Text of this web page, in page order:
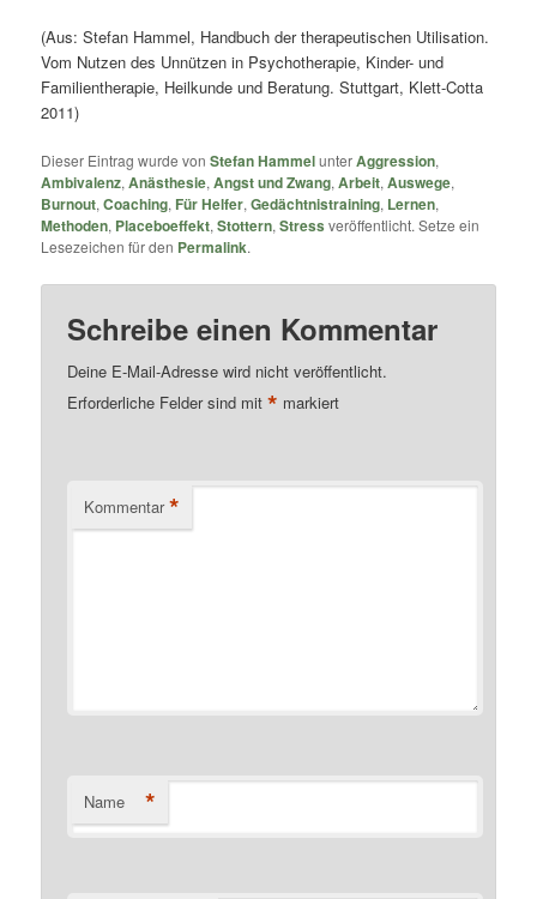
(Aus: Stefan Hammel, Handbuch der therapeutischen Utilisation.
Vom Nutzen des Unnützen in Psychotherapie, Kinder- und
Familientherapie, Heilkunde und Beratung. Stuttgart, Klett-Cotta
2011)
Dieser Eintrag wurde vonStefan HammelunterAggression,
Ambivalenz,Anästhesie,Angst und Zwang,Arbeit,Auswege,
Burnout,Coaching, Für Helfer,Gedächtnistraining, Lernen,
Methoden, Placeboeffekt,Stottern,Stress veröffentlicht. Setze ein
Lesezeichen für den Permalink.
Schreibe einen Kommentar
Deine E-Mail-Adresse wird nicht veröffentlicht.
Erforderliche Felder sind mit* markiert
Kommentar *
Name *